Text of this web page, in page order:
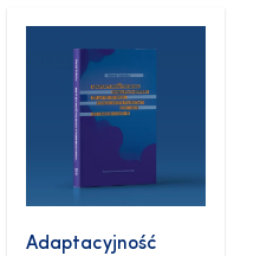
Adaptacyjność